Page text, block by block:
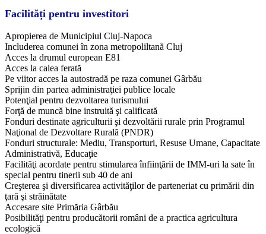
Facilități pentru investitori
Apropierea de Municipiul Cluj-Napoca
Includerea comunei în zona metropoliltană Cluj
Acces la drumul european E81
Acces la calea ferată
Pe viitor acces la autostradă pe raza comunei Gârbău
Sprijin din partea administraţiei publice locale
Potenţial pentru dezvoltarea turismului
Forţă de muncă bine instruită şi calificată
Fonduri destinate agriculturii şi dezvoltării rurale prin Programul
Naţional de Dezvoltare Rurală (PNDR)
Fonduri structurale: Mediu, Transporturi, Resuse Umane, Capacitate
Administrativă, Educaţie
Facilităţi acordate pentru stimularea înfiinţării de IMM-uri la sate în
special pentru tinerii sub 40 de ani
Creşterea şi diversificarea activităţilor de parteneriat cu primării din
ţară şi străinătate
Accesare site Primăria Gârbău
Posibilităţi pentru producătorii români de a practica agricultura
ecologică